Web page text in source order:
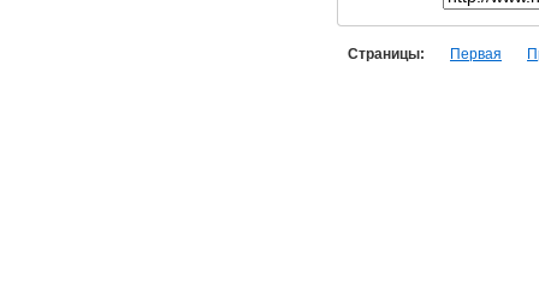
Страницы: Первая